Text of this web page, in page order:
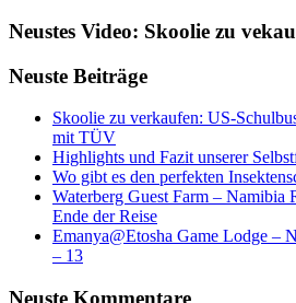
Neustes Video: Skoolie zu
Neuste Beiträge
Skoolie zu verkaufen: US-
mit TÜV
Highlights und Fazit unserer
Wo gibt es den perfekten
Waterberg Guest Farm – Namibia
Ende der Reise
Emanya@Etosha Game Lodge –
– 13
Neuste Kommentare